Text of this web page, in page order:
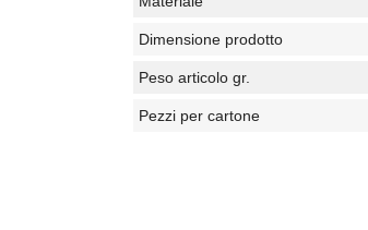
Dimensione prodotto
Peso articolo gr.
Pezzi per cartone